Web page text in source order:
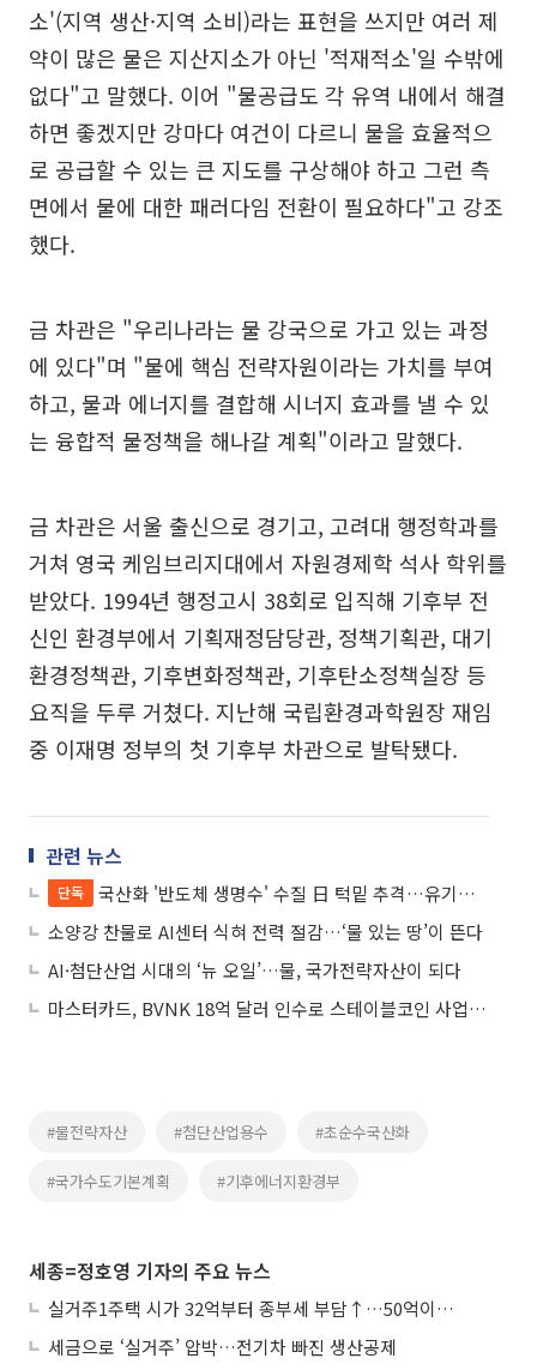
소'(지역 생산·지역 소비)라는 표현을 쓰지만 여러 제
약이 많은 물은 지산지소가 아닌 '적재적소'일 수밖에
없다"고 말했다. 이어 "물공급도 각 유역 내에서 해결
하면 좋겠지만 강마다 여건이 다르니 물을 효율적으
로 공급할 수 있는 큰 지도를 구상해야 하고 그런 측
면에서 물에 대한 패러다임 전환이 필요하다"고 강조
했다.
금 차관은 "우리나라는 물 강국으로 가고 있는 과정
에 있다"며 "물에 핵심 전략자원이라는 가치를 부여
하고, 물과 에너지를 결합해 시너지 효과를 낼 수 있
는 융합적 물정책을 해나갈 계획"이라고 말했다.
금 차관은 서울 출신으로 경기고, 고려대 행정학과를
거쳐 영국 케임브리지대에서 자원경제학 석사 학위를
받았다. 1994년 행정고시 38회로 입직해 기후부 전
신인 환경부에서 기획재정담당관, 정책기획관, 대기
환경정책관, 기후변화정책관, 기후탄소정책실장 등
요직을 두루 거쳤다. 지난해 국립환경과학원장 재임
중 이재명 정부의 첫 기후부 차관으로 발탁됐다.
관련 뉴스
단독
국산화 '반도체 생명수' 수질 日 턱밑 추격…유기물은 우위
소양강 찬물로 AI센터 식혀 전력 절감…‘물 있는 땅’이 뜬다
AI·첨단산업 시대의 ‘뉴 오일’…물, 국가전략자산이 되다
마스터카드, BVNK 18억 달러 인수로 스테이블코인 사업 본격 확장
#물전략자산 #첨단산업용수 #초순수국산화
#국가수도기본계획 #기후에너지환경부
세종=정호영 기자의 주요 뉴스
실거주1주택 시가 32억부터 종부세 부담↑…50억이면 454→979만원
세금으로 ‘실거주’ 압박…전기차 빠진 생산공제